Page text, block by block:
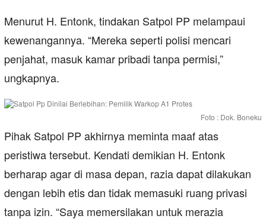
Menurut H. Entonk, tindakan Satpol PP melampaui
kewenangannya. “Mereka seperti polisi mencari
penjahat, masuk kamar pribadi tanpa permisi,”
ungkapnya.
Foto : Dok. Boneku
Pihak Satpol PP akhirnya meminta maaf atas
peristiwa tersebut. Kendati demikian H. Entonk
berharap agar di masa depan, razia dapat dilakukan
dengan lebih etis dan tidak memasuki ruang privasi
tanpa izin. “Saya memersilakan untuk merazia